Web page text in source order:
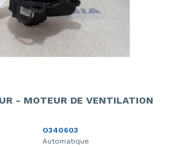
- MOTEUR DE VENTILATION
O340603
Automatique